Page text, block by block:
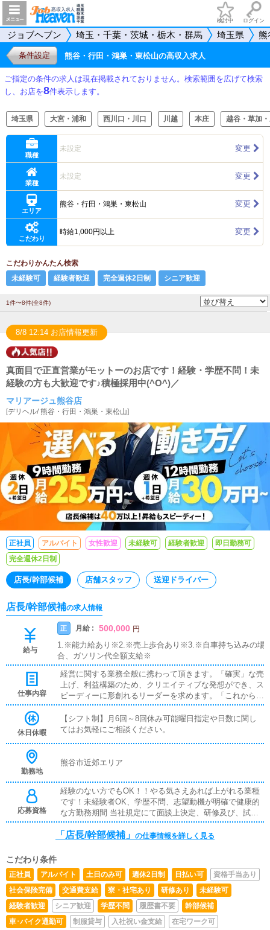
検討中 ログイン
ジョブヘブン 埼玉・千葉・茨城・栃木・群馬 埼玉県 熊
条件設定 熊谷・行田・鴻巣・東松山の高収入求人
ご指定の条件の求人は現在掲載されておりません。検索範囲を広げて検索
し、お店を8件表示します。
埼玉県 大宮・浦和 西川口・川口 川越 本庄 越谷・草加
職種
未設定 変更
業種
未設定 変更
エリア
熊谷・行田・鴻巣・東松山 変更
こだわり
時給1,000円以上 変更
こだわりかんたん検索
未経験可
経験者歓迎 完全週休2日制 シニア歓迎
1件〜8件(全8件)
8/8 12:14 お店情報更新
真面目で正直営業がモットーのお店です！経験・学歴不問！未
経験の方も大歓迎です♪積極採用中(^O^)／
マリアージュ熊谷店
[デリヘル/熊谷・行田・鴻巣・東松山]
正社員 アルバイト 女性歓迎 未経験可 経験者歓迎
即日勤務可
完全週休2日制
店長/幹部候補 店舗スタッフ 送迎ドライバー
店長/幹部候補の求人情報
給与
正 月給 : 500,000 円
1.※能力給あり※2.※売上歩合あり※3.※自車持ち込みの場
合、ガソリン代全額支給※
仕事内容
経営に関する業務全般に携わって頂きます。「確実」な売
上げ、利益構築のため、クリエイティブな発想ができ、ス
ピーディーに形創れるリーダーを求めます。「これから」
の出店にも大きく影響する重要なメンバーとして、あなた
の力が必要です！【 各種待遇 】◆初任給30万以上◆技
術・資格手当て 相談に応じます。◆各役職手当◆成果特
休日休暇
【シフト制】月6回～8回休み可能曜日指定や日数に関し
てはお気軽にご相談ください。
勤務地
熊谷市近郊エリア
応募資格
経験のない方でもOK！！やる気さえあれば上がれる業種
です！未経験者OK、学歴不問、志望動機が明確で健康的
な方勤務期間 当社規定にて面談上決定、研修及び、試用
期間最高で2か月まで。当社は年功序列ではなく、能力と
あなたの頑張り次第で昇給・昇格又は独立開業やグループ
「店長/幹部候補」 の仕事情報を詳しく見る
こだわり条件
正社員 アルバイト 土日のみ可 週休2日制 日払い可
資格手当あり
社会保険完備
交通費支給 寮・社宅あり 研修あり
未経験可
経験者歓迎
シニア歓迎 学歴不問 履歴書不要
幹部候補
車･バイク通勤可
制服貸与 入社祝い金支給 在宅ワーク可